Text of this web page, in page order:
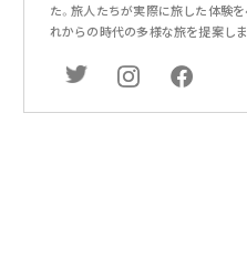
た。旅人たちが実際に旅した体験
れからの時代の多様な旅を提案しま